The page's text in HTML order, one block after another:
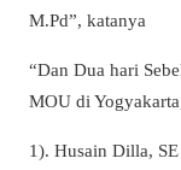
M.Pd”, katanya
“Dan Dua hari
MOU di
1). Husain Dilla,